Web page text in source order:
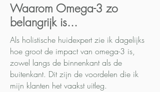
Waarom Omega-3 zo
belangrijk is...
Als holistische huidexpert zie ik dagelijks
hoe groot de impact van omega-3 is,
zowel langs de binnenkant als de
buitenkant. Dit zijn de voordelen die ik
mijn klanten het vaakst uitleg.